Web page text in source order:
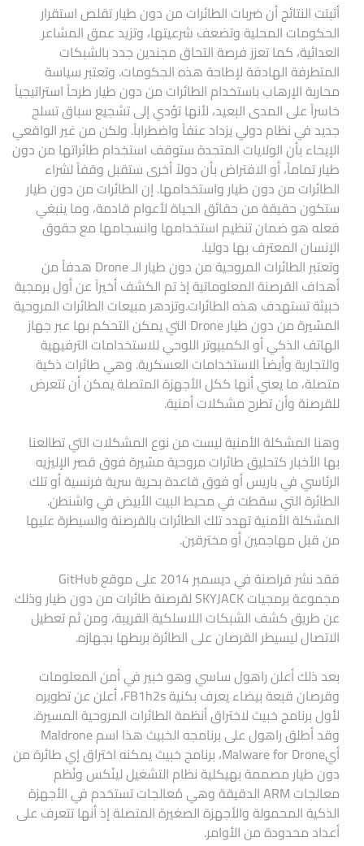
أثبتت النتائج أن ضربات الطائرات من دون طيار تقلص استقرار
الحكومات المحلية وتضعف شرعيتها، وتزيد عمق المشاعر
العدائية، كما تعزز فرصة التحاق مجندين جدد بالشبكات
المتطرفة الهادفة لإطاحة هذه الحكومات. وتعتبر سياسة
محاربة الإرهاب باستخدام الطائرات من دون طيار طرحاً استراتيجياً
خاسراً على المدى البعيد، لأنها تؤدي إلى تشجيع سباق تسلح
جديد في نظام دولي يزداد عنفاً واضطراباً. ولكن من غير الواقعي
الإيحاء بأن الولايات المتحدة ستوقف استخدام طائراتها من دون
طيار تماماً، أو الافتراض بأن دولاً أخرى ستقبل وقفاً لشراء
الطائرات من دون طيار واستخدامها. إن الطائرات من دون طيار
ستكون حقيقة من حقائق الحياة لأعوام قادمة، وما ينبغي
فعله هو ضمان تنظيم استخدامها وانسجامها مع حقوق
الإنسان المعترف بها دوليا.
وتعتبر الطائرات المروحية من دون طيار الـ Drone هدفاً من
أهداف القرصنة المعلوماتية إذ تم الكشف أخيراً عن أول برمجية
خبيثة تستهدف هذه الطائرات.وتزدهر مبيعات الطائرات المروحية
المسّيرة من دون طيار Drone التي يمكن التحكم بها عبر جهاز
الهاتف الذكي أو الكمبيوتر اللوحي للاستخدامات الترفيهية
والتجارية وأيضاً الاستخدامات العسكرية. وهي طائرات ذكية
متصلة، ما يعني أنها ككل الأجهزة المتصلة يمكن أن تتعرض
للقرصنة وأن تطرح مشكلات أمنية.
وهنا المشكلة الأمنية ليست من نوع المشكلات التي تطالعنا
بها الأخبار كتحليق طائرات مروحية مسّيرة فوق قصر الإليزيه
الرئاسي في باريس أو فوق قاعدة بحرية سرية فرنسية أو تلك
الطائرة التي سقطت في محيط البيت الأبيض في واشنطن.
المشكلة الأمنية تهدد تلك الطائرات بالقرصنة والسيطرة عليها
من قبل مهاجمين أو مخترقين.
فقد نشر قراصنة في ديسمبر 2014 على موقع GitHub
مجموعة برمجيات SKYJACK لقرصنة طائرات من دون طيار وذلك
عن طريق كشف الشبكات اللاسلكية القريبة، ومن ثم تعطيل
الاتصال ليسيطر القرصان على الطائرة بربطها بجهازه.
بعد ذلك أعلن راهول ساسي وهو خبير في أمن المعلومات
وقرصان قبعة بيضاء يعرف بكنية FB1h2s، أعلن عن تطويره
لأول برنامج خبيث لاختراق أنظمة الطائرات المروحية المسيرة.
وقد أطلق راهول على برنامجه الخبيث هذا اسم Maldrone
أيMalware for Drone، برنامج خبيث يمكنه اختراق إي طائرة من
دون طيار مصممة بهيكلية نظام التشغيل لينُكس ونُظم
معالجات ARM الدقيقة وهي مُعالجات تستخدم في الأجهزة
الذكية المحمولة والأجهزة الصغيرة المتصلة إذ أنها تتعرف على
أعداد محدودة من الأوامر.